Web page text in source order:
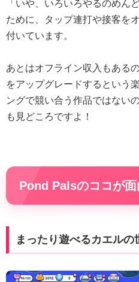
「いや、いろいろやるのめ
ために、タップ連打や接客を
付いています。
あとはオフライン収入もある
をアップグレードするという
ングで競い合う作品ではない
も見どころですよ！
Pond Palsのココが面
まったり遊べるカエルの